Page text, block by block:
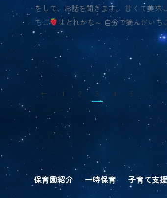
をして、お話を聞きます。 甘くて美味
ちご
はどれかな～ 自分で摘んだいち
← 1 2 3 4 5 …
保育園紹介 一時保育 子育て支援